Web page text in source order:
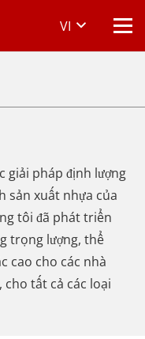
VI
giải pháp định lượng
sản xuất nhựa của
tôi đã phát triển
trọng lượng, thể
cao cho các nhà
tất cả các loại